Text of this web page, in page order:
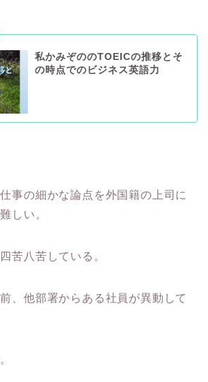
私かみぞののTOEICの推移とそ
の時点でのビジネス英語力
事の細かな論点を外国籍の上司に
しい。
苦八苦している。
、他部署からある社員が異動して